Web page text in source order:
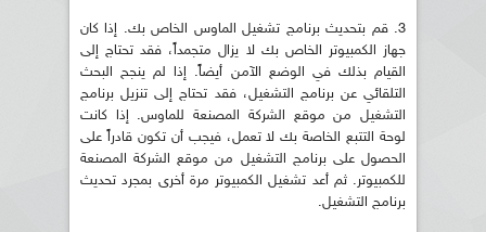
3. قم بتحديث برنامج تشغيل الماوس الخاص بك. إذا كان
جهاز الكمبيوتر الخاص بك لا يزال متجمداً، فقد تحتاج إلى
القيام بذلك في الوضع الآمن أيضاً. إذا لم ينجح البحث
التلقائي عن برنامج التشغيل، فقد تحتاج إلى تنزيل برنامج
التشغيل من موقع الشركة المصنعة للماوس. إذا كانت
لوحة التتبع الخاصة بك لا تعمل، فيجب أن تكون قادراً على
الحصول على برنامج التشغيل من موقع الشركة المصنعة
للكمبيوتر. ثم أعد تشغيل الكمبيوتر مرة أخرى بمجرد تحديث
برنامج التشغيل.